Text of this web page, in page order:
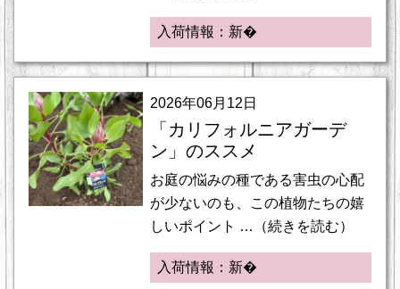
入荷情報：新�
2026年06月12日
「カリフォルニアガーデ
ン」のススメ
お庭の悩みの種である害虫の心配
が少ないのも、この植物たちの嬉
しいポイント …（続きを読む）
入荷情報：新�